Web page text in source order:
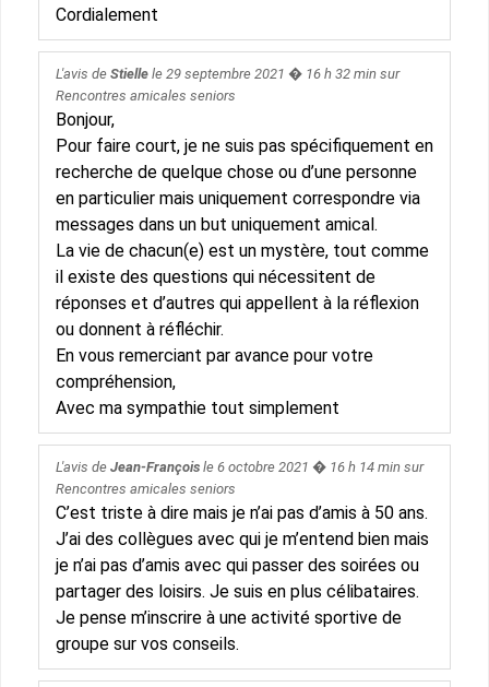
Cordialement
L'avis de Stiellele 29 septembre 2021 � 16 h 32 min sur
Rencontres amicales seniors
Bonjour,
Pour faire court, je ne suis pas spécifiquement en
recherche de quelque chose ou d’une personne
en particulier mais uniquement correspondre via
messages dans un but uniquement amical.
La vie de chacun(e) est un mystère, tout comme
il existe des questions qui nécessitent de
réponses et d’autres qui appellent à la réflexion
ou donnent à réfléchir.
En vous remerciant par avance pour votre
compréhension,
Avec ma sympathie tout simplement
L'avis de Jean-Françoisle 6 octobre 2021 � 16 h 14 min sur
Rencontres amicales seniors
C’est triste à dire mais je n’ai pas d’amis à 50 ans.
J’ai des collègues avec qui je m’entend bien mais
je n’ai pas d’amis avec qui passer des soirées ou
partager des loisirs. Je suis en plus célibataires.
Je pense m’inscrire à une activité sportive de
groupe sur vos conseils.